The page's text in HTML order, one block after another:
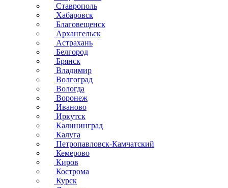
Ставрополь
Хабаровск
Благовещенск
Архангельск
Астрахань
Белгород
Брянск
Владимир
Волгоград
Вологда
Воронеж
Иваново
Иркутск
Калининград
Калуга
Петропавловск-Камчатский
Кемерово
Киров
Кострома
Курск